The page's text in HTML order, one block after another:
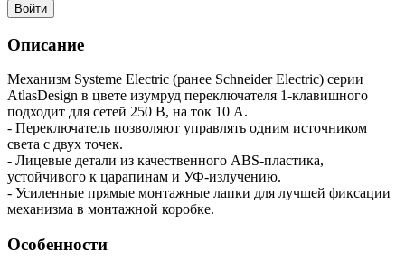
Войти
Описание
Механизм Systeme Electric (ранее Schneider Electric) серии
AtlasDesign в цвете изумруд переключателя 1-клавишного
подходит для сетей 250 В, на ток 10 А.
- Переключатель позволяют управлять одним источником
света с двух точек.
- Лицевые детали из качественного ABS-пластика,
устойчивого к царапинам и УФ-излучению.
- Усиленные прямые монтажные лапки для лучшей фиксации
механизма в монтажной коробке.
Особенности